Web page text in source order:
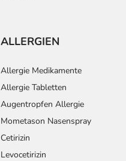
ALLERGIEN
Allergie Medikamente
Allergie Tabletten
Augentropfen Allergie
Mometason Nasenspray
Cetirizin
Levocetirizin